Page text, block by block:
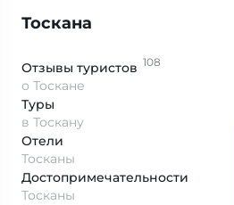
Тоскана
Отзывы туристов 108
о Тоскане
Туры
в Тоскану
Отели
Тосканы
Достопримеча­тельности
Тосканы